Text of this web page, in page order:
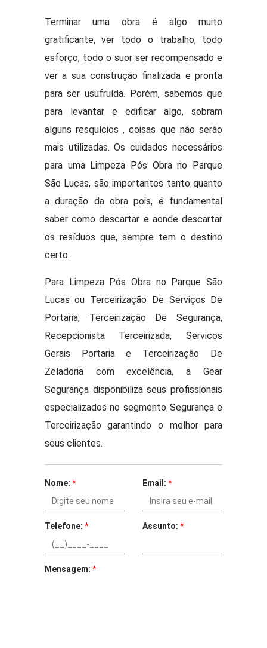
Terminar uma obra é algo muito
gratificante, ver todo o trabalho, todo
esforço, todo o suor ser recompensado e
ver a sua construção finalizada e pronta
para ser usufruída. Porém, sabemos que
para levantar e edificar algo, sobram
alguns resquícios , coisas que não serão
mais utilizadas. Os cuidados necessários
para uma Limpeza Pós Obra no Parque
São Lucas, são importantes tanto quanto
a duração da obra pois, é fundamental
saber como descartar e aonde descartar
os resíduos que, sempre tem o destino
certo.
Para Limpeza Pós Obra no Parque São
Lucas ou Terceirização De Serviços De
Portaria, Terceirização De Segurança,
Recepcionista Terceirizada, Servicos
Gerais Portaria e Terceirização De
Zeladoria com excelência, a Gear
Segurança disponibiliza seus profissionais
especializados no segmento Segurança e
Terceirização garantindo o melhor para
seus clientes.
Nome: * Email: *
Telefone: * Assunto: *
Mensagem: *